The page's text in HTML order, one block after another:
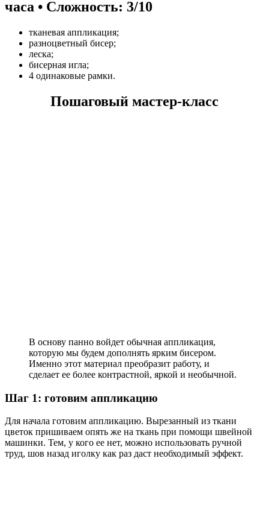
часа • Сложность: 3/10
тканевая аппликация;
разноцветный бисер;
леска;
бисерная игла;
4 одинаковые рамки.
Пошаговый мастер-класс
В основу панно войдет обычная аппликация,
которую мы будем дополнять ярким бисером.
Именно этот материал преобразит работу, и
сделает ее более контрастной, яркой и необычной.
Шаг 1: готовим аппликацию
Для начала готовим аппликацию. Вырезанный из ткани
цветок пришиваем опять же на ткань при помощи швейной
машинки. Тем, у кого ее нет, можно использовать ручной
труд, шов назад иголку как раз даст необходимый эффект.